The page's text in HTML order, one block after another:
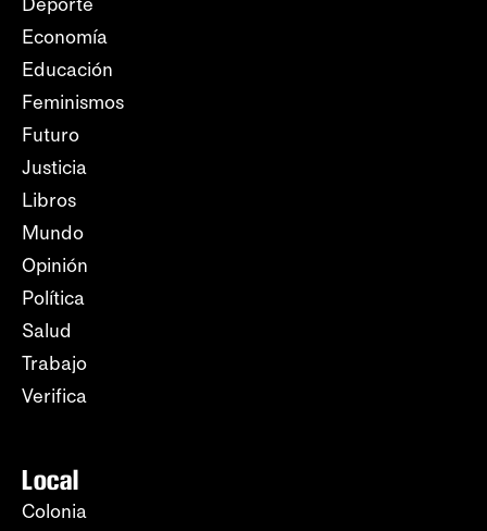
Economía
Educación
Feminismos
Futuro
Justicia
Libros
Mundo
Opinión
Política
Salud
Trabajo
Verifica
Local
Colonia